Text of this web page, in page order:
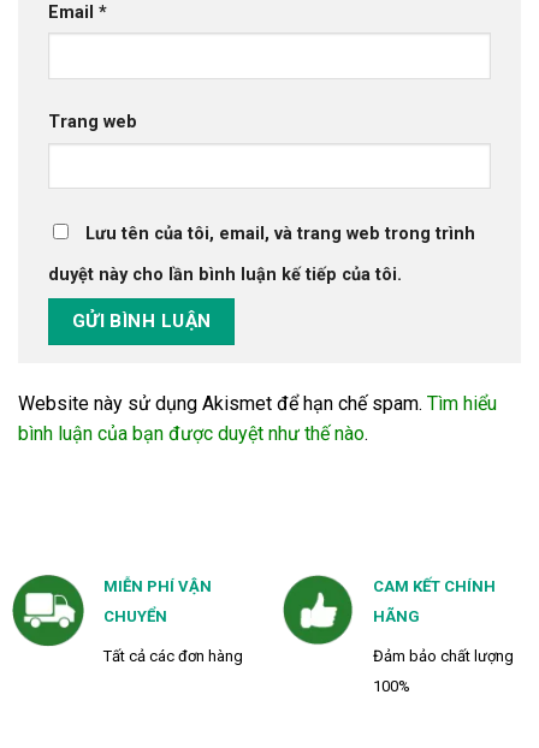
Email *
Trang web
Lưu tên của tôi, email, và trang web trong trình
duyệt này cho lần bình luận kế tiếp của tôi.
Website này sử dụng Akismet để hạn chế spam. Tìm hiểu
bình luận của bạn được duyệt như thế nào.
MIỄN PHÍ VẬN
CHUYỂN
Tất cả các đơn hàng
CAM KẾT CHÍNH
HÃNG
Đảm bảo chất lượng
100%